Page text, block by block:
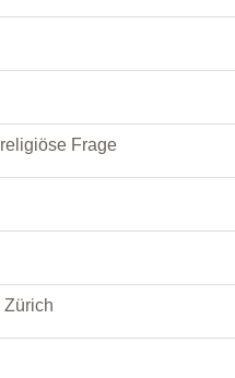
Frage
Zürich